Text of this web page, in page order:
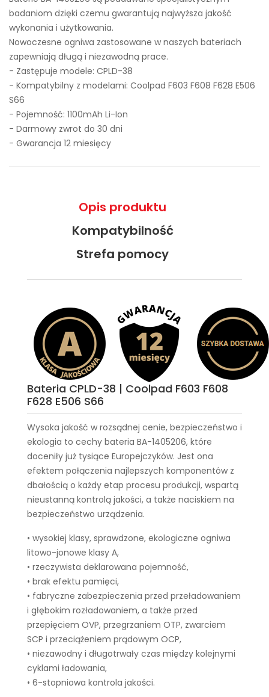
badaniom dzięki czemu gwarantują najwyższa jakość
wykonania i użytkowania.
Nowoczesne ogniwa zastosowane w naszych bateriach
zapewniają długą i niezawodną prace.
- Zastępuje modele: CPLD-38
- Kompatybilny z modelami: Coolpad F603 F608 F628 E506
S66
- Pojemność: 1100mAh Li-Ion
- Darmowy zwrot do 30 dni
- Gwarancja 12 miesięcy
Opis produktu
Kompatybilność
Strefa pomocy
Bateria CPLD-38 | Coolpad F603 F608
F628 E506 S66
Wysoka jakość w rozsądnej cenie, bezpieczeństwo i
ekologia to cechy bateria BA-1405206, które
doceniły już tysiące Europejczyków. Jest ona
efektem połączenia najlepszych komponentów z
dbałością o każdy etap procesu produkcji, wspartą
nieustanną kontrolą jakości, a także naciskiem na
bezpieczeństwo urządzenia.
• wysokiej klasy, sprawdzone, ekologiczne ogniwa
litowo-jonowe klasy A,
• rzeczywista deklarowana pojemność,
• brak efektu pamięci,
• fabryczne zabezpieczenia przed przeładowaniem
i głębokim rozładowaniem, a także przed
przepięciem OVP, przegrzaniem OTP, zwarciem
SCP i przeciążeniem prądowym OCP,
• niezawodny i długotrwały czas między kolejnymi
cyklami ładowania,
• 6-stopniowa kontrola jakości.